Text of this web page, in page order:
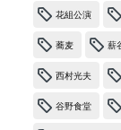
花組公演
蕎麦 薪
西村光夫
谷野食堂